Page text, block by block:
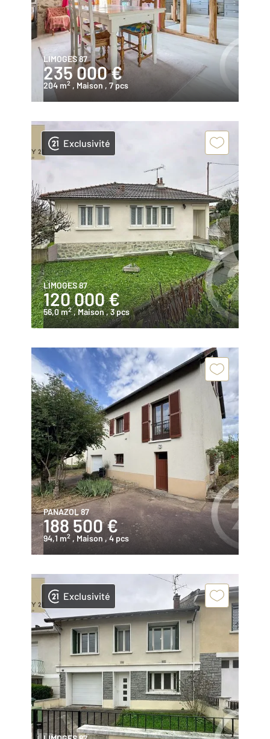
LIMOGES 87
235 000 €
204 m2 , Maison , 7 pcs
Exclusivité
LIMOGES 87
120 000 €
56,0 m2 , Maison, 3 pcs
PANAZOL 87
188 500 €
94,1 m2 , Maison , 4 pcs
Exclusivité